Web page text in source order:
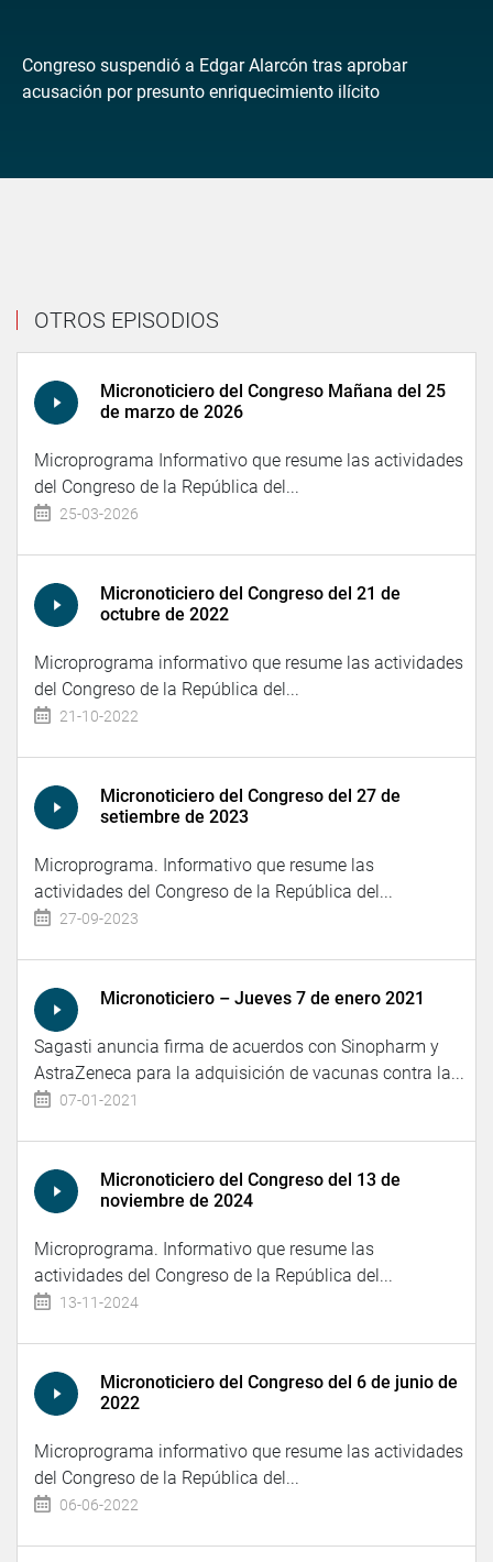
Congreso suspendió a Edgar Alarcón tras aprobar
acusación por presunto enriquecimiento ilícito
OTROS EPISODIOS
Micronoticiero del Congreso Mañana del 25
de marzo de 2026
Microprograma Informativo que resume las actividades
del Congreso de la República del...
25-03-2026
Micronoticiero del Congreso del 21 de
octubre de 2022
Microprograma informativo que resume las actividades
del Congreso de la República del...
21-10-2022
Micronoticiero del Congreso del 27 de
setiembre de 2023
Microprograma. Informativo que resume las
actividades del Congreso de la República del...
27-09-2023
Micronoticiero – Jueves 7 de enero 2021
Sagasti anuncia firma de acuerdos con Sinopharm y
AstraZeneca para la adquisición de vacunas contra la...
07-01-2021
Micronoticiero del Congreso del 13 de
noviembre de 2024
Microprograma. Informativo que resume las
actividades del Congreso de la República del...
13-11-2024
Micronoticiero del Congreso del 6 de junio de
2022
Microprograma informativo que resume las actividades
del Congreso de la República del...
06-06-2022